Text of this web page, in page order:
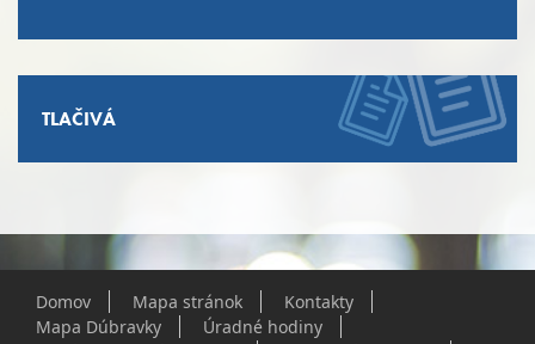
TLAČIVÁ
Domov Mapa stránok
Kontakty
Mapa Dúbravky
Úradné hodiny